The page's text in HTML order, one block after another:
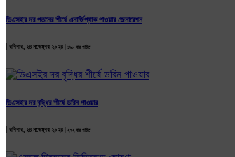
ডিএসইর দর পতনের শীর্ষে এনার্জিপ্যাক পাওয়ার জেনারেশন
রবিবার, ২৪ নভেম্বর ২০২৪ | ১৯৮ বার পঠিত
ডিএসইর দর বৃদ্ধির শীর্ষে ডরিন পাওয়ার
রবিবার, ২৪ নভেম্বর ২০২৪ | ২৭২ বার পঠিত